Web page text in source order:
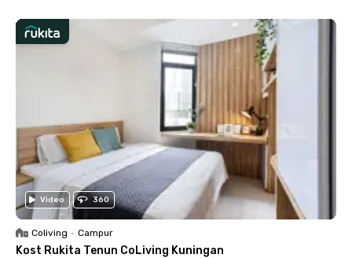
Video 360
Coliving • Campur
Kost Rukita Tenun CoLiving Kuningan